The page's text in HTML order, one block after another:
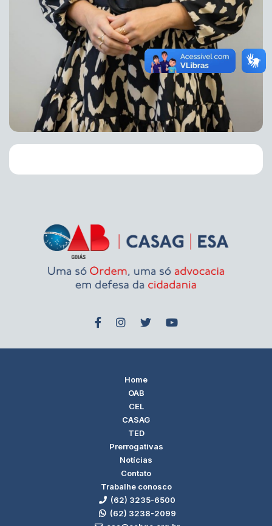
Home
OAB
CEL
CASAG
TED
Prerrogativas
Notícias
Contato
Trabalhe conosco
(62) 3235-6500
(62) 3238-2099